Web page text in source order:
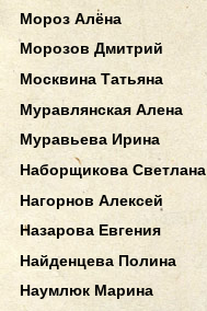
Мороз Алёна
Морозов Дмитрий
Москвина Татьяна
Муравлянская Алена
Муравьева Ирина
Наборщикова Светлана
Нагорнов Алексей
Назарова Евгения
Найденцева Полина
Наумлюк Марина